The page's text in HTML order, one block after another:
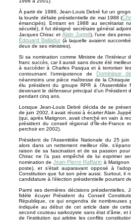
À partir de 1986, Jean-Louis Debré fut un
la lourde défaite présidentielle de mai 1988 (
émancipés). Entrant en 1988 au secrétariat
sécurité), il fut désigné secrétaire général
Jacques Chirac etAlain Juppé), l’une des
Édouard Balladur (à laquelle avaient
deux de ses ministres).
Si sa nomination comme Ministre de
franc succès, car il aurait sans doute été
à succéder à Charles Pasqua et à terroriser
contournant l’omnipotence de Dominique
néanmoins une pièce maîtresse de la
élu président du groupe RPR à
devenant le défenseur principal d’un
pendant cinq ans.
Lorsque Jean-Louis Debré décida de se
de juin 2002, il avait réussi à écarter Alain
(qui, après Matignon, avait cherché en vain à
président du conseil régional d’Île-de-
perchoir en 2002).
Président de l’Assemblée Nationale du 25
alors dans un nettement meilleur rôle,
raison de sa fascination et de sa passion pour
Chirac ne l’a pas empêché de lui exprimer
nomination deJean-Pierre Raffarin à Matignon
poste), et s’était auparavant opposé à
Constitution que fut son père aussi. Surtout, il
candidature à l’élection présidentielle pourtant
Parmi ses dernières décisions
fidèle écuyer Président du Conseil
République, ce qui engendra de nombreuses
indiquée au début de cet article date de
second couteau sarkozyste sans état d’âme,
de l’institution qui arbitre les conflits